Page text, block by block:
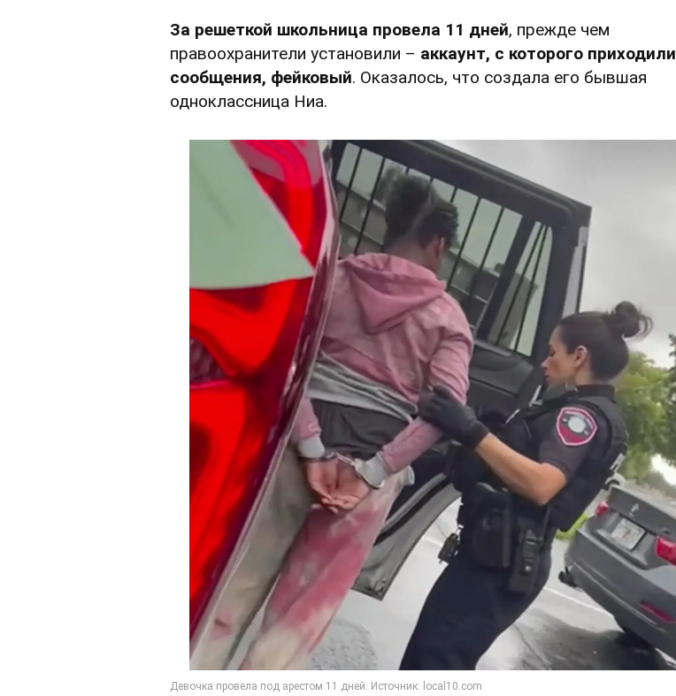
За решеткой школьница провела 11 дней, прежде чем
правоохранители установили – аккаунт, с которого приходили
сообщения, фейковый. Оказалось, что создала его бывшая
одноклассница Ниа.